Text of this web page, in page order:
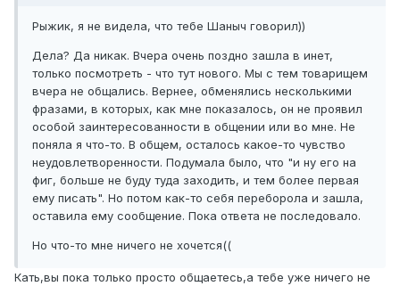
Рыжик, я не видела, что тебе Шаныч говорил))
Дела? Да никак. Вчера очень поздно зашла в инет,
только посмотреть - что тут нового. Мы с тем товарищем
вчера не общались. Вернее, обменялись несколькими
фразами, в которых, как мне показалось, он не проявил
особой заинтересованности в общении или во мне. Не
поняла я что-то. В общем, осталось какое-то чувство
неудовлетворенности. Подумала было, что "и ну его на
фиг, больше не буду туда заходить, и тем более первая
ему писать". Но потом как-то себя переборола и зашла,
оставила ему сообщение. Пока ответа не последовало.
Но что-то мне ничего не хочется((
Кать,вы пока только просто общаетесь,а тебе уже ничего не